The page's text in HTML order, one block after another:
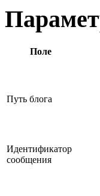
Поле
Путь блога
Идентификатор
сообщения